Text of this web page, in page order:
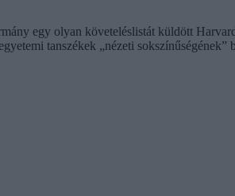
egy olyan követeléslistát küldött
tanszékek „nézeti sokszínűségének”